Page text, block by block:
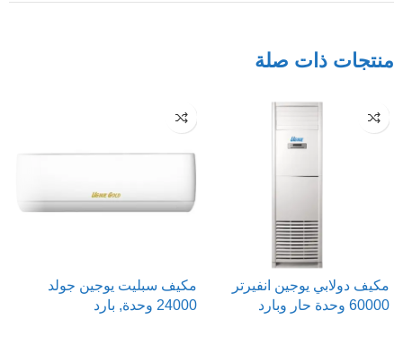
منتجات ذات صلة
مكيف دولابي يوجين انفيرتر
60000 وحدة حار وبارد
مكيف سبليت يوجين جولد
24000 وحدة, بارد